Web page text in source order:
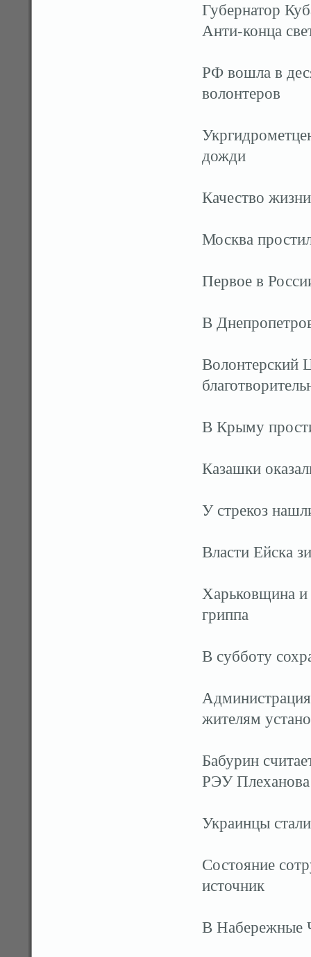
Губернатор
Анти-конца
РФ вошла в
волонтеров
дожди
Качество
Москва
Первое в
В
Волонтерский
В Крыму
Казашки
У стрекоз
Власти Ейска
Харьковщина и
гриппа
В субботу
Администрация
жителям
Бабурин
РЭУ Плеханова
Украинцы
Состояние
источник
В Набережные